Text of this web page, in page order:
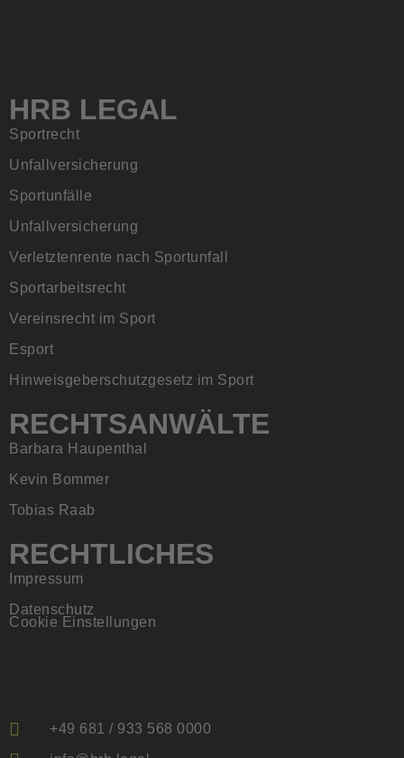
HRB LEGAL
Sportrecht
Unfallversicherung
Sportunfälle
Unfallversicherung
Verletztenrente nach Sportunfall
Sportarbeitsrecht
Vereinsrecht im Sport
Esport
Hinweisgeberschutzgesetz im Sport
RECHTSANWÄLTE
Barbara Haupenthal
Kevin Bommer
Tobias Raab
RECHTLICHES
Impressum
Datenschutz
Cookie Einstellungen
+49 681 / 933 568 0000